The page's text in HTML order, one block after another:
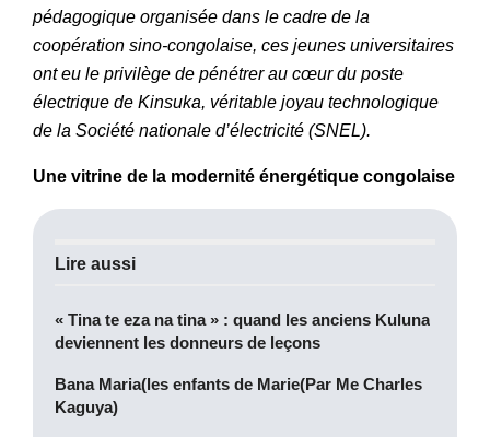
pédagogique organisée dans le cadre de la
coopération sino-congolaise, ces jeunes universitaires
ont eu le privilège de pénétrer au cœur du poste
électrique de Kinsuka, véritable joyau technologique
de la Société nationale d’électricité (SNEL).
Une vitrine de la modernité énergétique congolaise
Lire aussi
« Tina te eza na tina » : quand les anciens Kuluna
deviennent les donneurs de leçons
Bana Maria(les enfants de Marie(Par Me Charles
Kaguya)